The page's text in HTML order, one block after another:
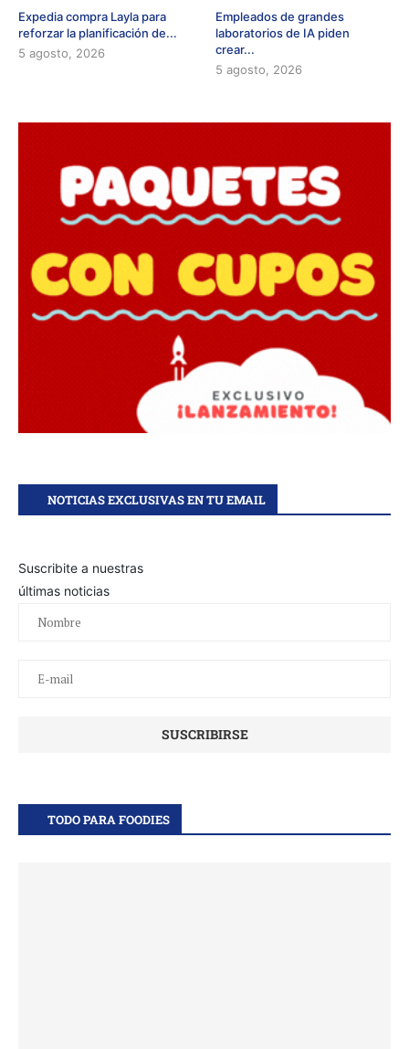
Expedia compra Layla para
reforzar la planificación de...
5 agosto, 2026
Empleados de grandes
laboratorios de IA piden
crear...
5 agosto, 2026
NOTICIAS EXCLUSIVAS EN TU EMAIL
Suscribite a nuestras
últimas noticias
TODO PARA FOODIES